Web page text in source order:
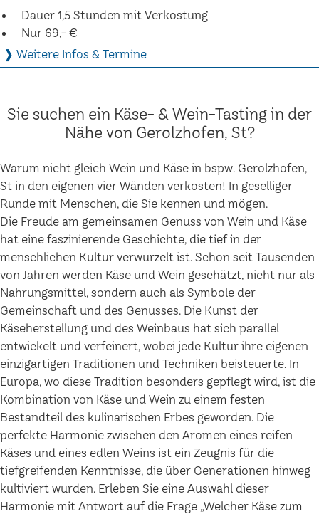
Dauer 1,5 Stunden mit Verkostung
Nur 69,- €
❱ Weitere Infos & Termine
Sie suchen ein Käse- & Wein-Tasting in der
Nähe von Gerolzhofen, St?
Warum nicht gleich Wein und Käse in bspw. Gerolzhofen,
St in den eigenen vier Wänden verkosten! In geselliger
Runde mit Menschen, die Sie kennen und mögen.
Die Freude am gemeinsamen Genuss von Wein und Käse
hat eine faszinierende Geschichte, die tief in der
menschlichen Kultur verwurzelt ist. Schon seit Tausenden
von Jahren werden Käse und Wein geschätzt, nicht nur als
Nahrungsmittel, sondern auch als Symbole der
Gemeinschaft und des Genusses. Die Kunst der
Käseherstellung und des Weinbaus hat sich parallel
entwickelt und verfeinert, wobei jede Kultur ihre eigenen
einzigartigen Traditionen und Techniken beisteuerte. In
Europa, wo diese Tradition besonders gepflegt wird, ist die
Kombination von Käse und Wein zu einem festen
Bestandteil des kulinarischen Erbes geworden. Die
perfekte Harmonie zwischen den Aromen eines reifen
Käses und eines edlen Weins ist ein Zeugnis für die
tiefgreifenden Kenntnisse, die über Generationen hinweg
kultiviert wurden. Erleben Sie eine Auswahl dieser
Harmonie mit Antwort auf die Frage „Welcher Käse zum